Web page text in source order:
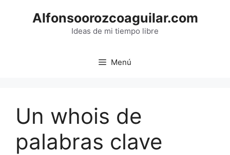
Alfonsoorozcoaguilar.com
Ideas de mi tiempo libre
Menú
Un whois de
palabras clave